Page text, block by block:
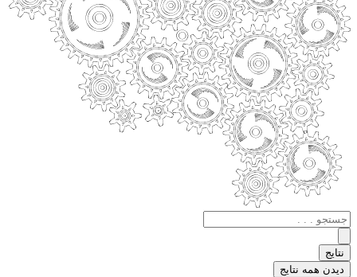
جستجو
.
.
.
نتایج
دیدن همه نتایج